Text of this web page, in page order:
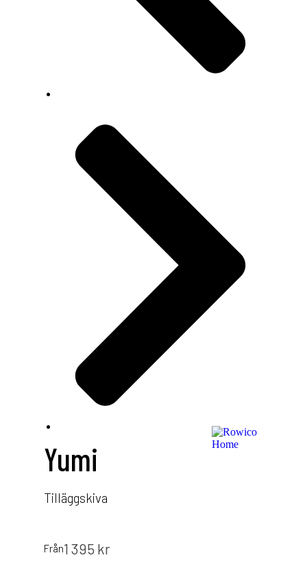
Yumi
Tilläggskiva
Från1 395 kr